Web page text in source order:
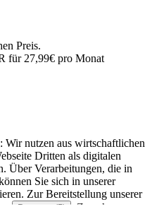
Preis.
für 27,99€ pro Monat
nutzen aus wirtschaftlichen
Dritten als digitalen
Über Verarbeitungen, die in
Sie sich in unserer
Zur Bereitstellung unserer
Partnern (5)
. Zwecke: